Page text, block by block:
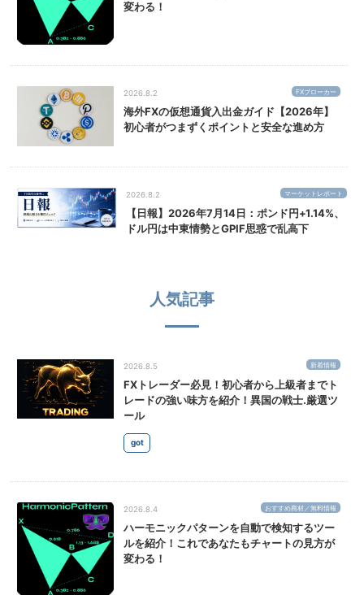
変わる！
2026.8.2 FXブローカー
海外FXの仮想通貨入出金ガイド【2026年】
初心者がつまずくポイントと安全な進め方
2026.8.2 マーケットレポート
【日報】2026年7月14日：ポンド円+1.14%、
ドル円は中東情勢とGPIF思惑で乱高下
人気記事
2026.8.5 新着情報
FXトレーダー必見！初心者から上級者までト
レードの強い味方を紹介！異国の戦士.厳選ツ
ール
got
2026.8.4 おすすめ商材／無料情報
ハーモニックパターンを自動で検知するツー
ルを紹介！これであなたもチャートの見方が
変わる！